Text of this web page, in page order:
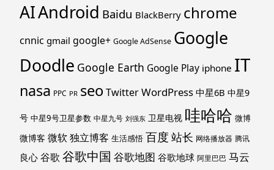
AIAndroid Baidu BlackBerry chrome
cnnic gmail google+ Google AdSense Google
Doodle Google Earth Google Play iphone IT
nasa PPC PR seoTwitterWordPress 中星6B 中星9
号 中星9号卫星参数 中星九号 刘强东 卫星电视 哇哈哈 微博
微博客 微软独立博客 生活感悟 百度 站长 网络播放器 腾讯
良心 谷歌 谷歌中国 谷歌地图 谷歌地球 阿里巴巴 马云